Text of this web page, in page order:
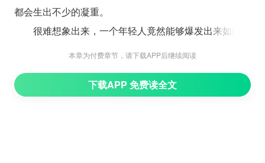
都会生出不少的凝重。
很难想象出来，一个年轻人竟然能够爆发出来如此强
大意是自己主子这一剑多么多么的无敌，多么多么惊艳。
本章为付费章节，请下载APP后继续阅读
下载APP 免费读全文